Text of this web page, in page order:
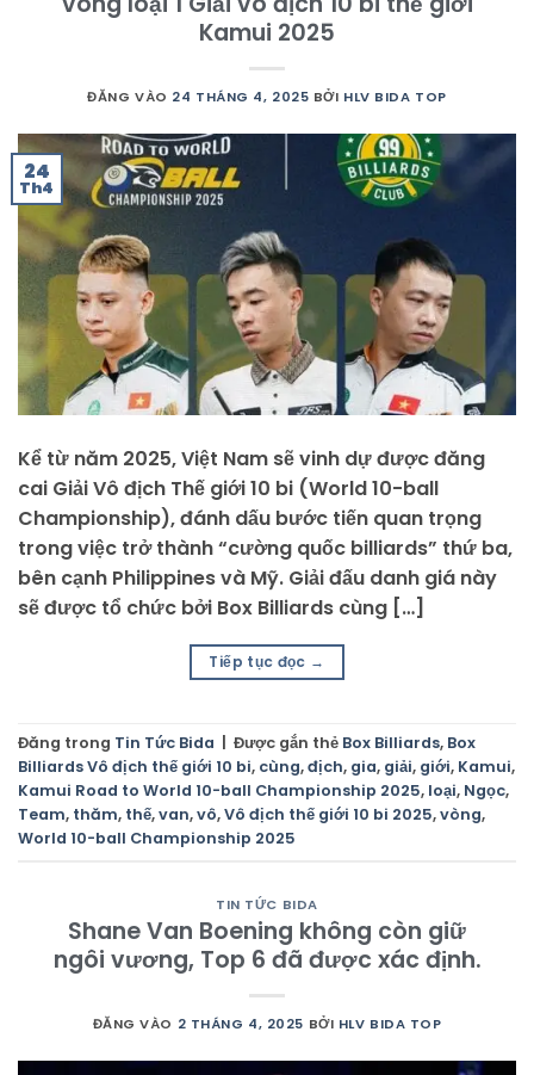
Kamui 2025
ĐĂNG VÀO 24 THÁNG 4, 2025 BỞI HLV BIDA TOP
24
Th4
Kể từ năm 2025, Việt Nam sẽ vinh dự được đăng
cai Giải Vô địch Thế giới 10 bi (World 10-ball
Championship), đánh dấu bước tiến quan trọng
trong việc trở thành “cường quốc billiards” thứ ba,
bên cạnh Philippines và Mỹ. Giải đấu danh giá này
sẽ được tổ chức bởi Box Billiards cùng […]
Tiếp tục đọc →
Đăng trong Tin Tức Bida Được gắn thẻ Box Billiards, Box
Billiards Vô địch thế giới 10 bi, cùng,địch, gia, giải, giới, Kamui,
Kamui Road to World 10-ball Championship 2025, loại, Ngọc,
Team, thăm, thế,van,vô,Vô địch thế giới 10 bi 2025,vòng,
World 10-ball Championship 2025
TIN TỨC BIDA
Shane Van Boening không còn giữ
ngôi vương, Top 6 đã được xác định.
ĐĂNG VÀO 2 THÁNG 4, 2025 BỞI HLV BIDA TOP